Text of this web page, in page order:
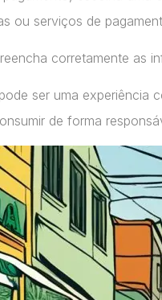
ou serviços de
corretamente as
ser uma experiência
de forma